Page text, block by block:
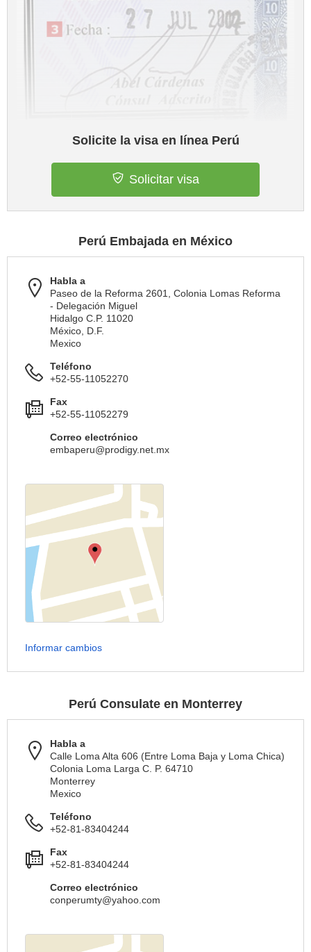
Solicite la visa en línea Perú
Solicitar visa
Perú Embajada en México
Habla a
Paseo de la Reforma 2601, Colonia Lomas Reforma
- Delegación Miguel
Hidalgo C.P. 11020
México, D.F.
Mexico
Teléfono
+52-55-11052270
Fax
+52-55-11052279
Correo electrónico
embaperu@prodigy.net.mx
Informar cambios
Perú Consulate en Monterrey
Habla a
Calle Loma Alta 606 (Entre Loma Baja y Loma Chica)
Colonia Loma Larga C. P. 64710
Monterrey
Mexico
Teléfono
+52-81-83404244
Fax
+52-81-83404244
Correo electrónico
conperumty@yahoo.com